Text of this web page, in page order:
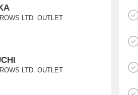
LTD. OUTLET
LTD. OUTLET